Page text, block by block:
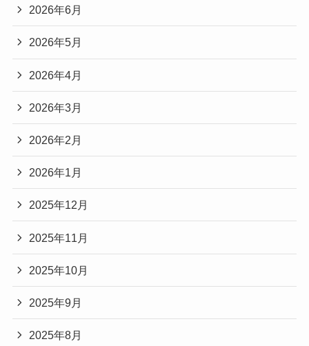
2026年6月
2026年5月
2026年4月
2026年3月
2026年2月
2026年1月
2025年12月
2025年11月
2025年10月
2025年9月
2025年8月